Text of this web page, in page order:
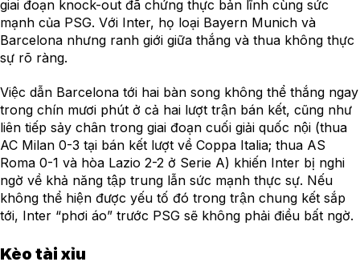
giai đoạn knock-out đã chứng thực bản lĩnh cùng sức
mạnh của PSG. Với Inter, họ loại Bayern Munich và
Barcelona nhưng ranh giới giữa thắng và thua không thực
sự rõ ràng.
Việc dẫn Barcelona tới hai bàn song không thể thắng ngay
trong chín mươi phút ở cả hai lượt trận bán kết, cũng như
liên tiếp sảy chân trong giai đoạn cuối giải quốc nội (thua
AC Milan 0-3 tại bán kết lượt về Coppa Italia; thua AS
Roma 0-1 và hòa Lazio 2-2 ở Serie A) khiến Inter bị nghi
ngờ về khả năng tập trung lẫn sức mạnh thực sự. Nếu
không thể hiện được yếu tố đó trong trận chung kết sắp
tới, Inter “phơi áo” trước PSG sẽ không phải điều bất ngờ.
Kèo tài xỉu